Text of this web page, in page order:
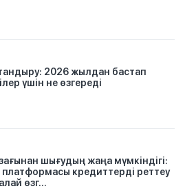
2026 жылдан бастап
үшін не өзгереді
шығудың жаңа мүмкіндігі:
платформасы кредиттерді реттеу
өзг...